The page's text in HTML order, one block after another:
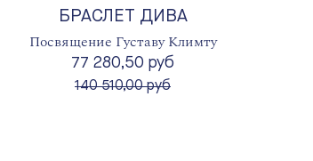
БРАСЛЕТ ДИВА
Посвящение Густаву Климту
77 280,50 руб
вместо
140 510,00 руб